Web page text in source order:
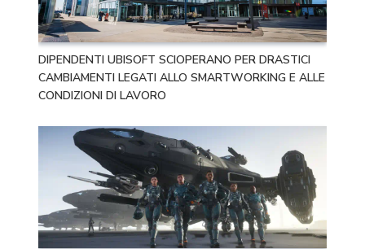
DIPENDENTI UBISOFT SCIOPERANO PER DRASTICI
CAMBIAMENTI LEGATI ALLO SMARTWORKING E ALLE
CONDIZIONI DI LAVORO